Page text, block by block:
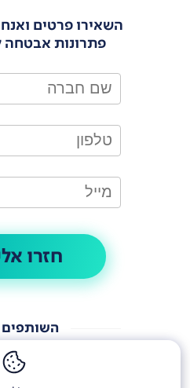
השאירו פרטים
פתרונות
חזרו
השותפים